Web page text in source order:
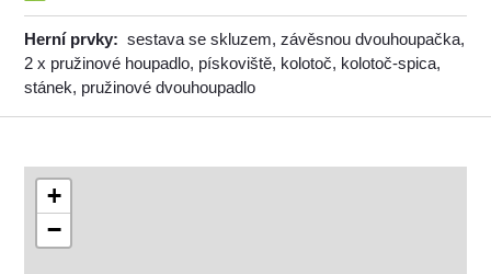
Herní prvky: sestava se skluzem, závěsnou dvouhoupačka,
2 x pružinové houpadlo, pískoviště, kolotoč, kolotoč-spica,
stánek, pružinové dvouhoupadlo
+
−